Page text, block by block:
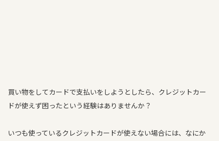
買い物をしてカードで支払いをしようとしたら、クレジットカー
ドが使えず困ったという経験はありませんか？
いつも使っているクレジットカードが使えない場合には、なにか